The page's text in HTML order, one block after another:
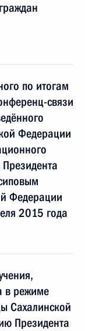
по итогам
связи
Федерации
Федерации
2015 года
в режиме
Сахалинской
Президента